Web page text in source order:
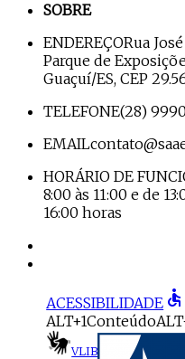
SOBRE
ENDEREÇORua
Parque de
Guaçuí/ES, CEP
TELEFONE(28)
EMAIL
HORÁRIO DE
8:00 às 11:00 e de
16:00 horas
ACESSIBILIDADE accessible
ALT+1Conteúdo
VLIBRAS